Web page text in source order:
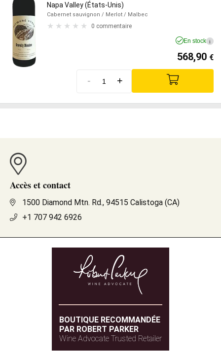
Napa Valley (États-Unis)
Cabernet sauvignon / Merlot / Malbec
0 commentaire
En stock i
568,90 €
- +
Accès et contact
1500 Diamond Mtn. Rd., 94515 Calistoga (CA)
+1 707 942 6926
BOUTIQUE RECOMMANDÉE
PAR ROBERT PARKER
Wine Advocate Trusted Retailer